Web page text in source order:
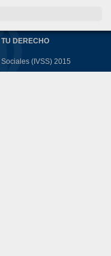
DERECHO
(IVSS) 2015